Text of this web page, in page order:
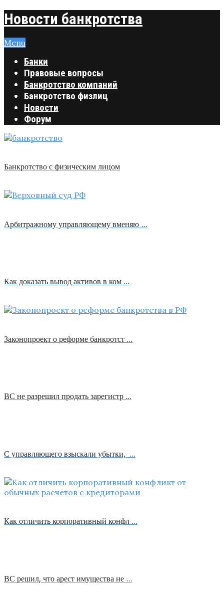
Новости банкротства
Menu
Банки
Правовые вопросы
Банкротство компаний
Банкротство физлиц
Новости
Форум
Банкротство с физическим лицом
Арбитражному управляющему вменяю …
Как доказать вывод активов в ком …
Законопроект о реформе банкротст …
ВС не разрешил продать зарегистр …
С управляющего взыскали убытки, …
Как отличить корпоративный конфл …
ВС решил, что арест имущества не …